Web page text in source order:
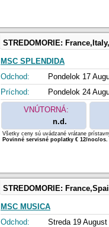
STREDOMORIE:
MSC SPLENDIDA
Odchod:
Pondelok 17
Príchod:
Pondelok 24
VNÚTORNÁ:
n.d.
Všetky ceny sú uvádzané vrátane
Povinné servisné poplatky € 12/noc/
STREDOMORIE:
MSC MUSICA
Odchod:
Streda 19 August